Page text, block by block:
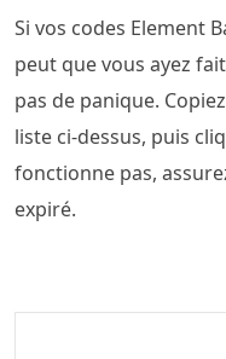
Si vos codes Element
peut que vous ayez
pas de panique.
liste ci-dessus, puis
fonctionne pas,
expiré.